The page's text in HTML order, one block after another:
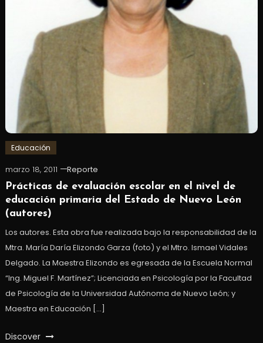
Educación
marzo 18, 2011
Reporte
Prácticas de evaluación escolar en el nivel de
educación primaria del Estado de Nuevo León
(autores)
Los autores. Esta obra fue realizada bajo la responsabilidad de la
Mtra. María Daría Elizondo Garza (foto) y el Mtro. Ismael Vidales
Delgado. La Maestra Elizondo es egresada de la Escuela Normal
“Ing. Miguel F. Martínez”; Licenciada en Psicología por la Facultad
de Psicología de la Universidad Autónoma de Nuevo León; y
Maestra en Educación […]
Discover